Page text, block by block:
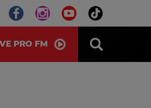
PRO FM